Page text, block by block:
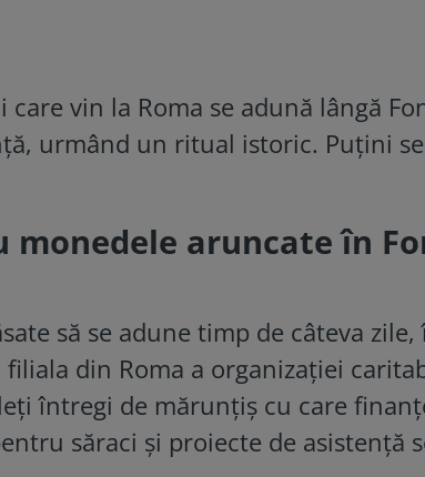
vin la Roma se adună lângă
urmând un ritual istoric. Puţini
monedele aruncate în
să se adune timp de câteva
din Roma a organizaţiei
întregi de mărunţiş cu care
săraci şi proiecte de asistenţă